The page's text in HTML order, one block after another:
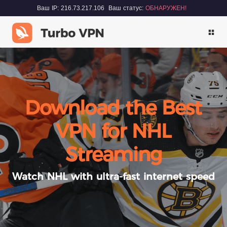
Ваш IP: 216.73.217.106 Ваш статус: ОБНАРУЖЕН!
Download the Best
VPN for NHL
Streaming
Watch NHL with ultra-fast internet speed